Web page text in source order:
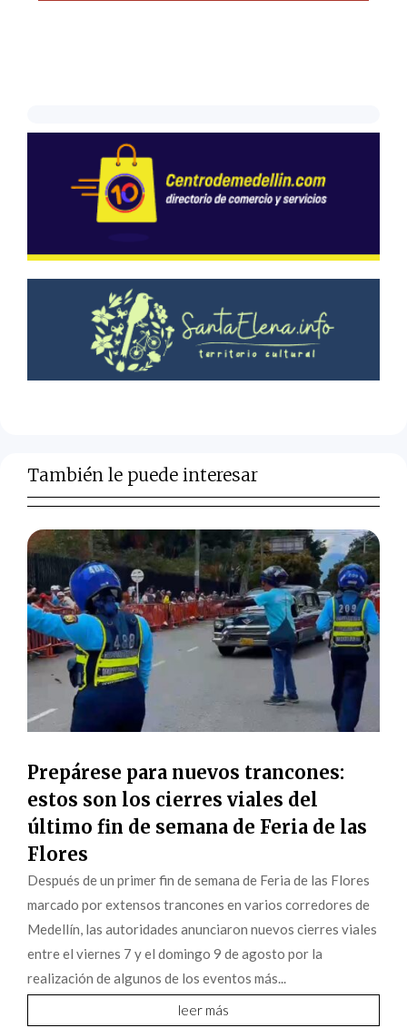
También le puede interesar
Prepárese para nuevos trancones:
estos son los cierres viales del
último fin de semana de Feria de las
Flores
Después de un primer fin de semana de Feria de las Flores
marcado por extensos trancones en varios corredores de
Medellín, las autoridades anunciaron nuevos cierres viales
entre el viernes 7 y el domingo 9 de agosto por la
realización de algunos de los eventos más...
leer más